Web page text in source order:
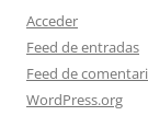
Acceder
Feed de entradas
Feed de
WordPress.org